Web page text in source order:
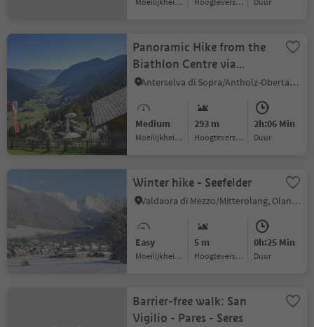
Panoramic Hike from the
Biathlon Centre via
Schwörzalm hut to
Anterselva di Sopra/Antholz-Obertal, Rasen-Antholz/Rasun Anterselva, Dolomites Region Kronplatz/Plan de Corones
Medium
Moeilijkheidsgraad
293 m
Hoogteverschil
2h:06 Min
Duur
Winter hike - Seefelder
Valdaora di Mezzo/Mitterolang, Olang/Valdaora, Dolomites Region Kronplatz/Plan de Corones
Easy
Moeilijkheidsgraad
5 m
Hoogteverschil
0h:25 Min
Duur
Barrier-free walk: San
Vigilio - Pares - Seres